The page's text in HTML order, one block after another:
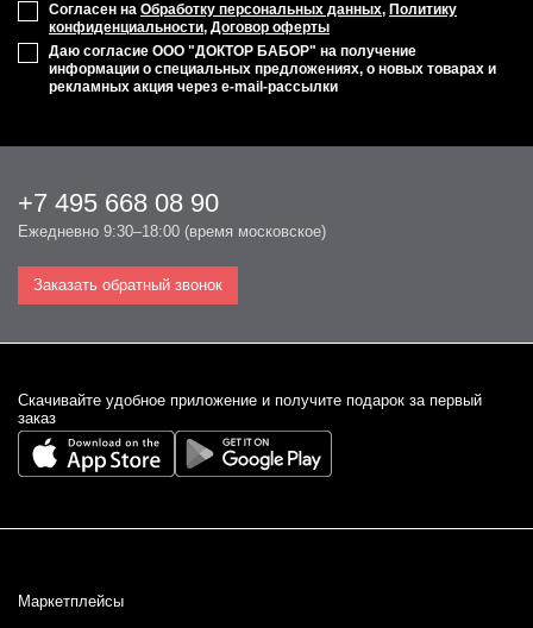
Согласен на Обработку персональных данных, Политику
конфиденциальности, Договор оферты
Даю согласие ООО "ДОКТОР БАБОР" на получение
информации о специальных предложениях, о новых товарах и
рекламных акция через e-mail-рассылки
+7 495 668 08 90
Ежедневно 9:30–18:00 (время московское)
Заказать обратный звонок
Cкачивайте удобное приложение и получите подарок за первый
заказ
Маркетплейсы